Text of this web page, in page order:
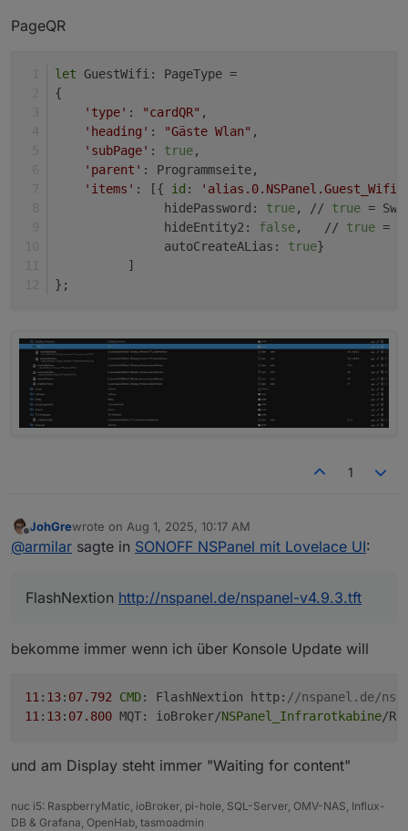
PageQR
let GuestWifi: PageType =
{
'type' : "cardQR" ,
'heading' : "Gäste Wlan" ,
'subPage' : true,
'parent' : Programmseite,
'items' : [{ id : 'alias.0.NSPanel.Guest_Wifi'
               hidePassword:
true, // true =
               hideEntity2:
false,   // true =
               autoCreateALias:
true}
          ]
};
1
Offline
JohGrewrote on Aug 1, 2025, 10:17 AM
last edited by
@armilar sagte in SONOFF NSPanel mit Lovelace UI:
FlashNextion http://nspanel.de/nspanel-v4.9.3.tft
bekomme immer wenn ich über Konsole Update will
11: 13: 07.792 CMD: FlashNextion http: //nspanel.de/
11: 13: 07.800 MQT: ioBroker/NSPanel_Infrarotkabine/
und am Display steht immer "Waiting for content"
nuc i5: RaspberryMatic, ioBroker, pi-hole, SQL-Server, OMV-NAS, Influx-
DB & Grafana, OpenHab, tasmoadmin